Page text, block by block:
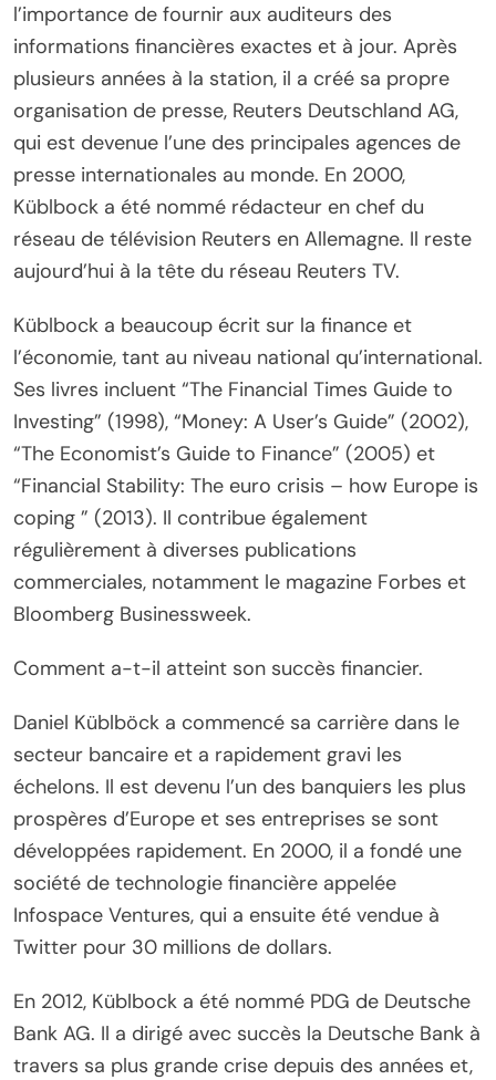
l’importance de fournir aux auditeurs des
informations financières exactes et à jour. Après
plusieurs années à la station, il a créé sa propre
organisation de presse, Reuters Deutschland AG,
qui est devenue l’une des principales agences de
presse internationales au monde. En 2000,
Küblbock a été nommé rédacteur en chef du
réseau de télévision Reuters en Allemagne. Il reste
aujourd’hui à la tête du réseau Reuters TV.
Küblbock a beaucoup écrit sur la finance et
l’économie, tant au niveau national qu’international.
Ses livres incluent “The Financial Times Guide to
Investing” (1998), “Money: A User’s Guide” (2002),
“The Economist’s Guide to Finance” (2005) et
“Financial Stability: The euro crisis – how Europe is
coping ” (2013). Il contribue également
régulièrement à diverses publications
commerciales, notamment le magazine Forbes et
Bloomberg Businessweek.
Comment a-t-il atteint son succès financier.
Daniel Küblböck a commencé sa carrière dans le
secteur bancaire et a rapidement gravi les
échelons. Il est devenu l’un des banquiers les plus
prospères d’Europe et ses entreprises se sont
développées rapidement. En 2000, il a fondé une
société de technologie financière appelée
Infospace Ventures, qui a ensuite été vendue à
Twitter pour 30 millions de dollars.
En 2012, Küblbock a été nommé PDG de Deutsche
Bank AG. Il a dirigé avec succès la Deutsche Bank à
travers sa plus grande crise depuis des années et,